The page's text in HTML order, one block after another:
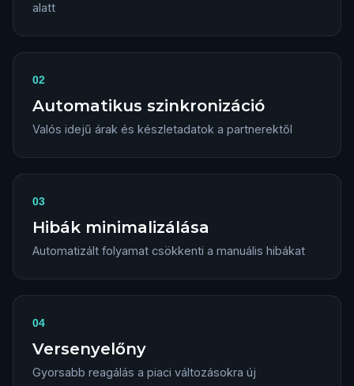
alatt
02
Automatikus szinkronizáció
Valós idejű árak és készletadatok a partnerektől
03
Hibák minimalizálása
Automatizált folyamat csökkenti a manuális hibákat
04
Versenyelőny
Gyorsabb reagálás a piaci változásokra új